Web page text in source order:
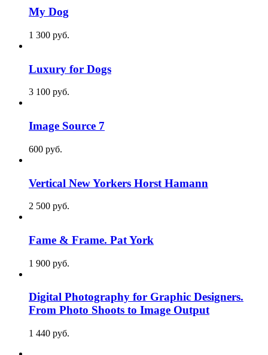
My Dog
1 300 pуб.
Luxury for Dogs
3 100 pуб.
Image Source 7
600 pуб.
Vertical New Yorkers Horst Hamann
2 500 pуб.
Fame & Frame. Pat York
1 900 pуб.
Digital Photography for Graphic Designers.
From Photo Shoots to Image Output
1 440 pуб.